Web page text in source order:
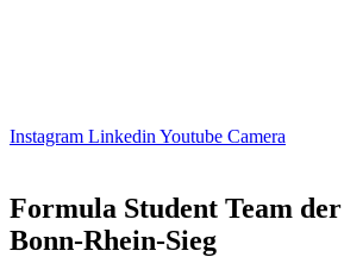
Instagram Linkedin Youtube Camera
Formula Student Team
Bonn-Rhein-Sieg